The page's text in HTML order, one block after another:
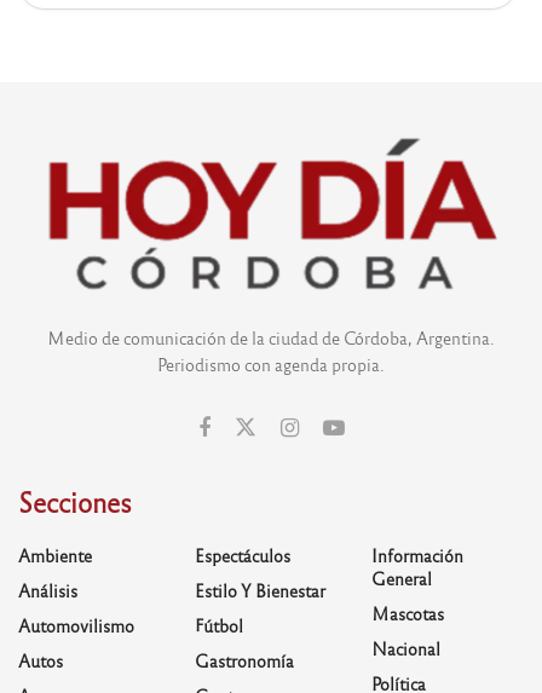
Medio de comunicación de la ciudad de Córdoba, Argentina.
Periodismo con agenda propia.
Secciones
Ambiente
Análisis
Automovilismo
Autos
Espectáculos
Estilo Y Bienestar
Fútbol
Gastronomía
Información
General
Mascotas
Nacional
Política